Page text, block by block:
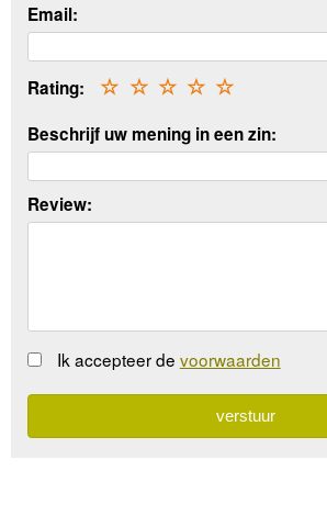
Email:
Rating: ☆
☆
☆
☆
☆
Beschrijf uw mening in een zin:
Review:
Ik accepteer de voorwaarden